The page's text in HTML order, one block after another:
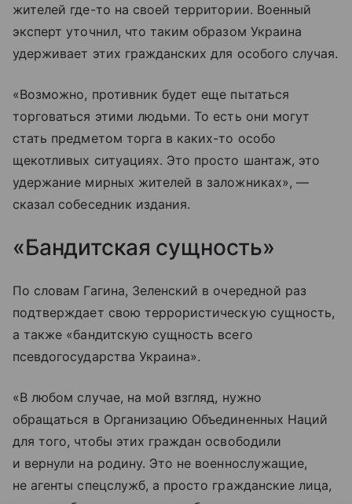
жителей где-то на своей территории. Военный
эксперт уточнил, что таким образом Украина
удерживает этих гражданских для особого случая.
«Возможно, противник будет еще пытаться
торговаться этими людьми. То есть они могут
стать предметом торга в каких-то особо
щекотливых ситуациях. Это просто шантаж, это
удержание мирных жителей в заложниках», —
сказал собеседник издания.
«Бандитская сущность»
По словам Гагина, Зеленский в очередной раз
подтверждает свою террористическую сущность,
а также «бандитскую сущность всего
псевдогосударства Украина».
«В любом случае, на мой взгляд, нужно
обращаться в Организацию Объединенных Наций
для того, чтобы этих граждан освободили
и вернули на родину. Это не военнослужащие,
не агенты спецслужб, а просто гражданские лица,